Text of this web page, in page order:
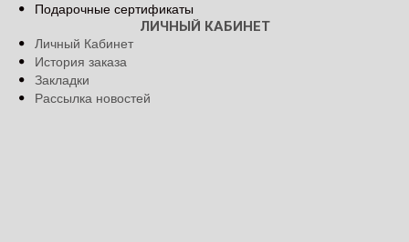
Подарочные сертификаты
ЛИЧНЫЙ КАБИНЕТ
Личный Кабинет
История заказа
Закладки
Рассылка новостей